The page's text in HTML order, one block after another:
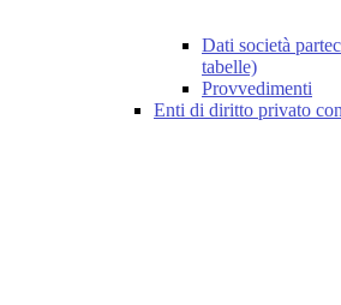
Dati società
tabelle)
Provvedimenti
Enti di diritto privato